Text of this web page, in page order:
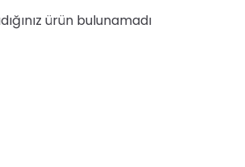
ürün bulunamadı